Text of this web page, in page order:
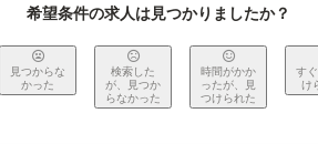
希望条件の求人は見つかりましたか？
見つからな
かった
検索した
が、見つか
らなかった
時間がかか
ったが、見
つけられた
す
け